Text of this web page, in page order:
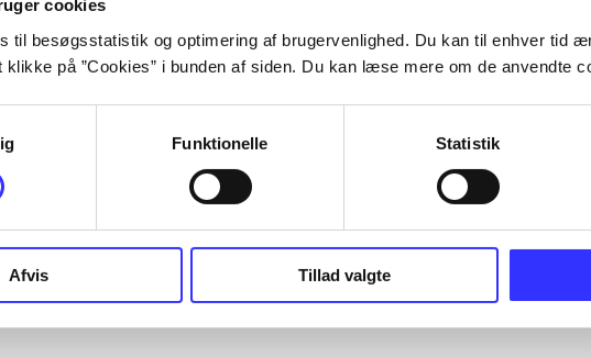
cookies
til besøgsstatistik og optimering af brugervenlighed. Du kan til enhver tid
på ”Cookies” i bunden af siden. Du kan læse mere om de anvendte
Funktionelle Statistik
Afvis Tillad valgte